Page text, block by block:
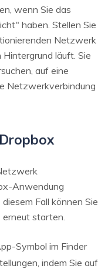
wenn Sie das
haben. Stellen Sie
Netzwerk
läuft. Sie
auf eine
Netzwerkverbindung
Anwendung
Fall können Sie
starten.
Symbol im Finder
indem Sie auf